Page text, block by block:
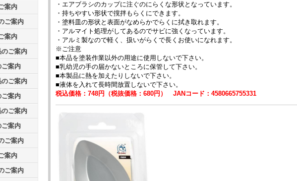
案内
ご案内
案内
のご案内
ご案内
のご案内
ご案内
のご案内
ご案内
ご案内
案内
ご案内
・エアブラシのカップに注ぐのにらくな形状となっています。
・持ちやすい形状で撹拌もらくにできます。
・塗料皿の形状と表面がなめらかでらくに拭き取れます。
・アルマイト処理がしてあるのでサビに強くなっています。
・アルミ製なので軽く、扱いがらくで長くお使いになれます。
※ご注意
■本品を塗装作業以外の用途に使用しないで下さい。
■乳幼児の手の届かないところに保管して下さい。
■本製品に熱を加えたりしないで下さい。
■液体を入れて長時間放置しないで下さい。
税込価格：748円（税抜価格：680円） JANコード：4580665755331